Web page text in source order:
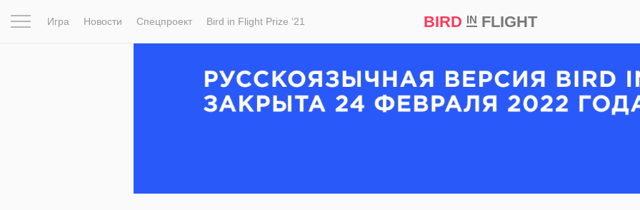
Игра Новости Спецпроект Bird in Flight Prize ‘21 BIRD INFLIGHT